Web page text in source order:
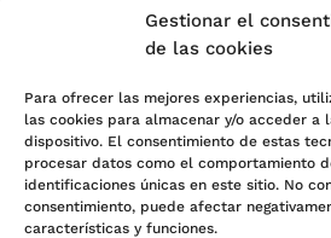
Gestionar el
de las cookies
Para ofrecer las mejores experiencias,
las cookies para almacenar y/o acceder a
dispositivo. El consentimiento de estas
procesar datos como el comportamiento
identificaciones únicas en este sitio. No
consentimiento, puede afectar
características y funciones.
El BOE publica sanciones de la
Categorías
Actualidad
Noticias Jurídicas
Subastas